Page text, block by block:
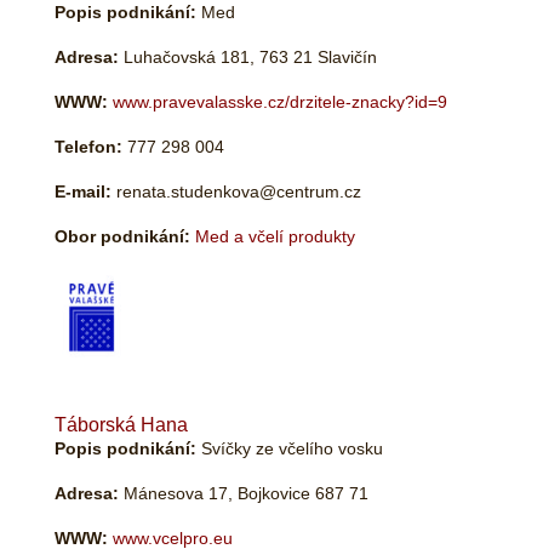
Popis podnikání: Med
Adresa: Luhačovská 181, 763 21 Slavičín
WWW: www.pravevalasske.cz/drzitele-znacky?id=9
Telefon: 777 298 004
E-mail: renata.studenkova@centrum.cz
Obor podnikání: Med a včelí produkty
Táborská Hana
Popis podnikání: Svíčky ze včelího vosku
Adresa: Mánesova 17, Bojkovice 687 71
WWW: www.vcelpro.eu